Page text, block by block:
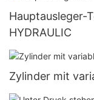
Hauptausleger-
HYDRAULIC
Zylinder mit